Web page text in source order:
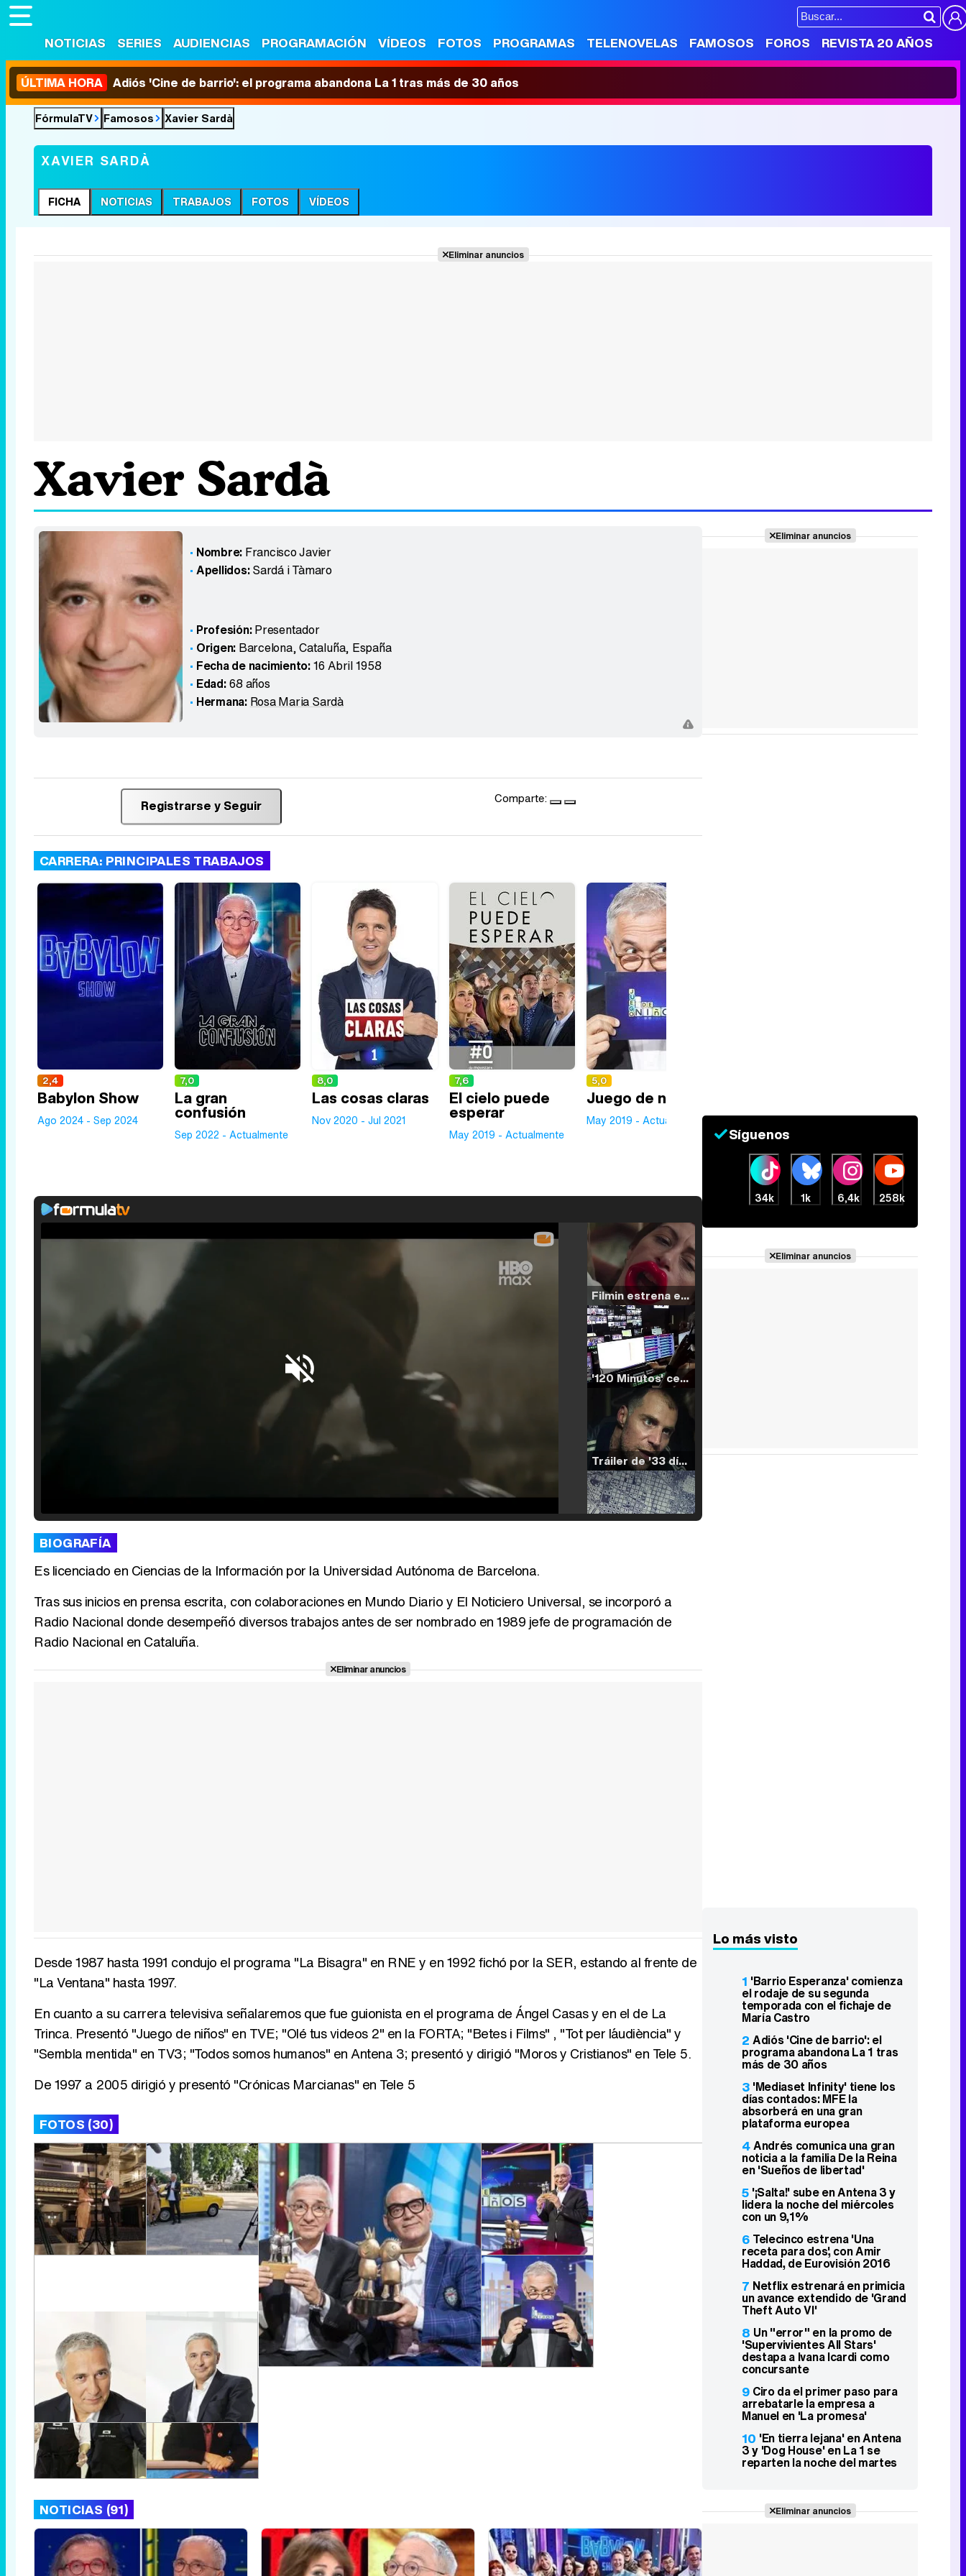
NOTICIAS SERIES AUDIENCIAS PROGRAMACIÓN VÍDEOS FOTOS PROGRAMAS TELENOVELAS FAMOSOS FOROS REVISTA 20 AÑOS
ÚLTIMA HORA Adiós 'Cine de barrio': el programa abandona La 1 tras más de 30 años
FórmulaTV Famosos Xavier Sardà
XAVIER SARDÀ
FICHA NOTICIAS TRABAJOS FOTOS VÍDEOS
Eliminar anuncios
Xavier Sardà
Nombre: Francisco Javier
Apellidos:Sardá i Tàmaro
Profesión:Presentador
Origen: Barcelona, Cataluña, España
Fecha de nacimiento:16 Abril 1958
Edad:68 años
Hermana: Rosa Maria Sardà
Comparte:
Registrarse y Seguir
CARRERA: PRINCIPALES TRABAJOS
2,4
Babylon Show
Ago 2024 - Sep 2024
7,0
La gran
confusión
Sep 2022 - Actualmente
8,0
Las cosas claras
Nov 2020 - Jul 2021
7,6
El cielo puede
esperar
May 2019 - Actualmente
5,0
Juego de niños
May 2019 - Actualmente
Filmin estrena el tráiler de 'Millennial Mal', su nueva comedia universitaria de la mano de Lorena Iglesias
'120 Minutos' celebra sus 2.000 programas en Telemadrid con un vídeo del día a día en la redacción
Tráiler de '33 días', la nueva serie de Atresplayer con Julián Villagrán y José Manuel Poga
BIOGRAFÍA
Es licenciado en Ciencias de la Información por la Universidad Autónoma de Barcelona.
Tras sus inicios en prensa escrita, con colaboraciones en Mundo Diario y El Noticiero Universal, se incorporó a
Radio Nacional donde desempeñó diversos trabajos antes de ser nombrado en 1989 jefe de programación de
Radio Nacional en Cataluña.
Eliminar anuncios
Desde 1987 hasta 1991 condujo el programa "La Bisagra" en RNE y en 1992 fichó por la SER, estando al frente de
"La Ventana" hasta 1997.
En cuanto a su carrera televisiva señalaremos que fue guionista en el programa de Ángel Casas y en el de La
Trinca. Presentó "Juego de niños" en TVE; "Olé tus videos 2" en la FORTA; "Betes i Films" , "Tot per l´audiència" y
"Sembla mentida" en TV3; "Todos somos humanos" en Antena 3; presentó y dirigió "Moros y Cristianos" en Tele 5.
De 1997 a 2005 dirigió y presentó "Crónicas Marcianas" en Tele 5
FOTOS (30)
NOTICIAS (91)
Eliminar anuncios
Síguenos
34k 1k 6,4k 258k
Eliminar anuncios
Lo más visto
1 'Barrio Esperanza' comienza
el rodaje de su segunda
temporada con el fichaje de
María Castro
2 Adiós 'Cine de barrio': el
programa abandona La 1 tras
más de 30 años
3 'Mediaset Infinity' tiene los
días contados: MFE la
absorberá en una gran
plataforma europea
4Andrés comunica una gran
noticia a la familia De la Reina
en 'Sueños de libertad'
5 '¡Salta!' sube en Antena 3 y
lidera la noche del miércoles
con un 9,1%
6 Telecinco estrena 'Una
receta para dos', con Amir
Haddad, de Eurovisión 2016
7 Netflix estrenará en primicia
un avance extendido de 'Grand
Theft Auto VI'
8 Un "error" en la promo de
'Supervivientes All Stars'
destapa a Ivana Icardi como
concursante
9 Ciro da el primer paso para
arrebatarle la empresa a
Manuel en 'La promesa'
10 'En tierra lejana' en Antena
3 y 'Dog House' en La 1 se
reparten la noche del martes
Eliminar anuncios